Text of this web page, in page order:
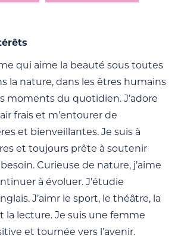
qui aime la beauté sous toutes
la nature, dans les êtres humains
moments du quotidien. J’adore
frais et m’entourer de
et bienveillantes. Je suis à
et toujours prête à soutenir
Curieuse de nature, j’aime
à évoluer. J’étudie
J’aimr le sport, le théâtre, la
la lecture. Je suis une femme
et tournée vers l’avenir.